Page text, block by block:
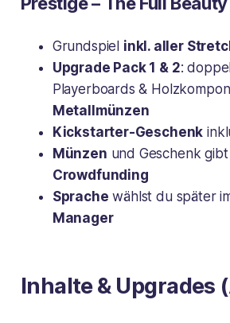
Grundspiel inkl. aller
Upgrade Pack 1 & 2:
Playerboards &
Metallmünzen
Kickstarter-Geschenk
Münzen und Geschenk gibt
Crowdfunding
Sprache wählst du später
Manager
Inhalte & Upgrades